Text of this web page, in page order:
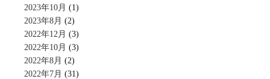
2023年10月 (1)
2023年8月 (2)
2022年12月 (3)
2022年10月 (3)
2022年8月 (2)
2022年7月 (31)